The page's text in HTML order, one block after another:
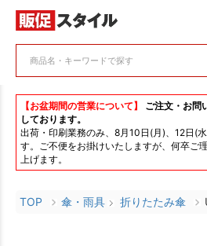
【お盆期間の営業について】
ご注文・お問
しております。
出荷・印刷業務のみ、8月10日(月)、12日(
す。ご不便をお掛けいたしますが、何卒ご
上げます。
TOP 傘・雨具 折りたたみ傘